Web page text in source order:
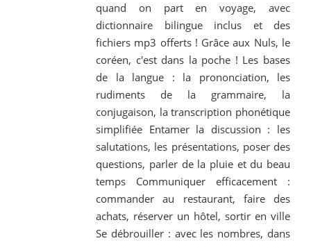
quand on part en voyage, avec
dictionnaire bilingue inclus et des
fichiers mp3 offerts ! Grâce aux Nuls, le
coréen, c'est dans la poche ! Les bases
de la langue : la prononciation, les
rudiments de la grammaire, la
conjugaison, la transcription phonétique
simplifiée Entamer la discussion : les
salutations, les présentations, poser des
questions, parler de la pluie et du beau
temps Communiquer efficacement :
commander au restaurant, faire des
achats, réserver un hôtel, sortir en ville
Se débrouiller : avec les nombres, dans